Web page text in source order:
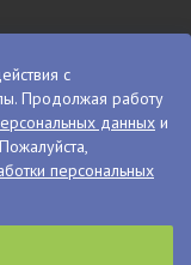
области
с
Продолжая работу
данных и
персональных